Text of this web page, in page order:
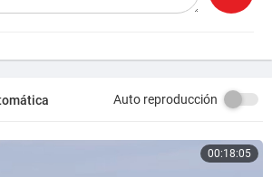
canal en YouTube: Antonio López.
Auto reproducción
00:18:05